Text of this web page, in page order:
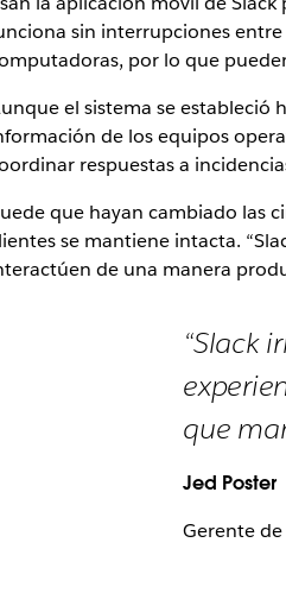
sin interrupciones entre
por lo que
el sistema se estableció
de los equipos
respuestas a
que hayan cambiado las
se mantiene intacta.
de una manera
“Slack
que
Jed Poster
Gerente